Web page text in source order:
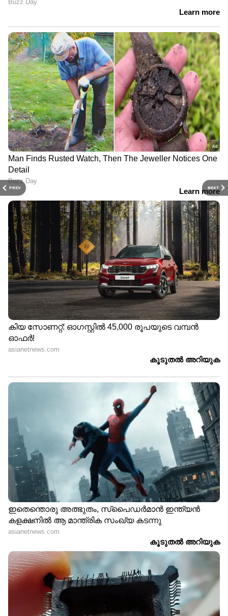
PREV NEXT